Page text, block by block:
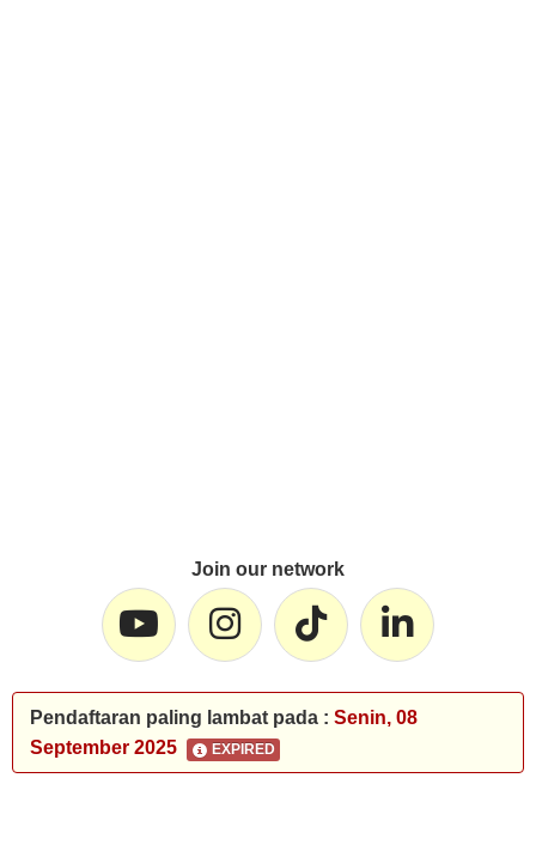
Join our network
Pendaftaran paling lambat pada : Senin, 08
September 2025
EXPIRED